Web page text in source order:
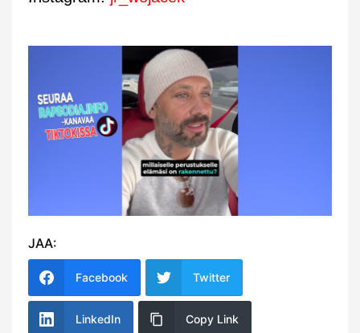
JAA:
Facebook Twitter
LinkedIn Copy Link